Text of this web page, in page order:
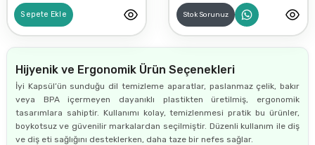
Sepete Ekle Stok Sorunuz
Hijyenik ve Ergonomik Ürün Seçenekleri
İyi Kapsül’ün sunduğu dil temizleme aparatlar, paslanmaz çelik, bakır
veya BPA içermeyen dayanıklı plastikten üretilmiş, ergonomik
tasarımlara sahiptir. Kullanımı kolay, temizlenmesi pratik bu ürünler,
boykotsuz ve güvenilir markalardan seçilmiştir. Düzenli kullanım ile diş
ve diş eti sağlığını desteklerken, daha taze bir nefes sağlar.